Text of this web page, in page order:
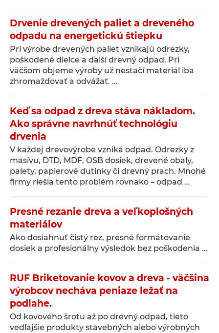
Drvenie drevených paliet a dreveného
odpadu na energetickú štiepku
Pri výrobe drevených paliet vznikajú odrezky,
poškodené dielce a ďalší drevný odpad. Pri
väčšom objeme výroby už nestačí materiál iba
zhromažďovať a odvážať. …
Keď sa odpad z dreva stáva nákladom.
Ako správne navrhnúť technológiu
drvenia
V každej drevovýrobe vzniká odpad. Odrezky z
masívu, DTD, MDF, OSB dosiek, drevené obaly,
palety, papierové dutinky či drevný prach. Mnohé
firmy riešia tento problém rovnako – odpad …
Presné rezanie dreva a veľkoplošných
materiálov
Ako dosiahnuť čistý rez, presné formátovanie
dosiek a profesionálny výsledok bez poškodenia …
RUF Briketovanie kovov a dreva - väčšina
výrobcov necháva peniaze ležať na
podlahe.
Od kovového šrotu až po drevný odpad, tieto
vedľajšie produkty stavebných alebo výrobných